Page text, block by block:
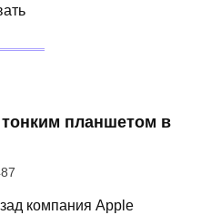
планшетом в
компания Apple